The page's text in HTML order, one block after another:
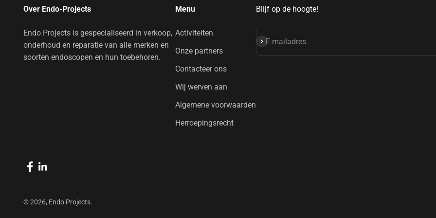
Over Endo-Projects
Endo Projects is gespecialiseerd in verkoop,
onderhoud en reparatie van alle merken en
soorten endoscopen en hun toebehoren.
Menu
Activiteiten
Onze partners
Contacteer ons
Wij werven aan
Algemene voorwaarden
Herroepingsrecht
Blijf op de hoogte!
E-mailadres
Abonneren
© 2026, Endo Projects.